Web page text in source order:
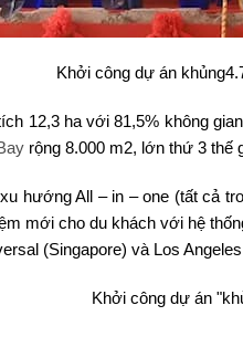
Khởi công dự án
12,3 ha với 81,5% không
rộng 8.000 m2, lớn thứ 3
hướng All – in – one (tất cả
mới cho du khách với hệ
(Singapore) và Los